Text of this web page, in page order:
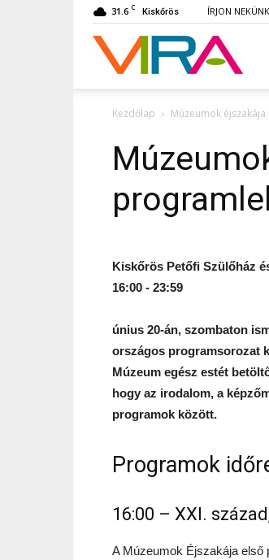
31.6 C Kiskőrös ÍRJON
VIRA
Kezdőlap Múzeumok
Kiskőrös Petőfi Szülőház
16:00 - 23:59
únius 20-án, szombaton
országos programsorozat
Múzeum egész estét
hogy az irodalom, a
programok között.
Programok
16:00 – XXI.
A Múzeumok Éjszakája első